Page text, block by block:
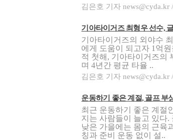
김은호 기자 news@cyda.kr
기아타이거즈 최형우 선수,
기아타이거즈의 외야수
에게 도움이 되고자 1억
적 첫해, 기아타이거즈의
며 4년간 평균 타율 ..
김은호 기자 news@cyda.kr
운동하기 좋은 계절, 골프 부
최근 운동하기 좋은 계절
지는 사람들이 늘고 있다.
낮은 가을에는 몸의 근육
칭과 준비 운동 없이 설..